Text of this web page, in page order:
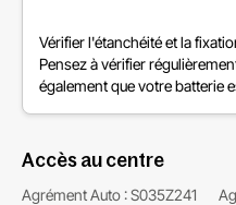
Vérifier l'étanchéité et la
Pensez à vérifier
également que votre batterie
Accès au centre
Agrément Auto : S035Z241